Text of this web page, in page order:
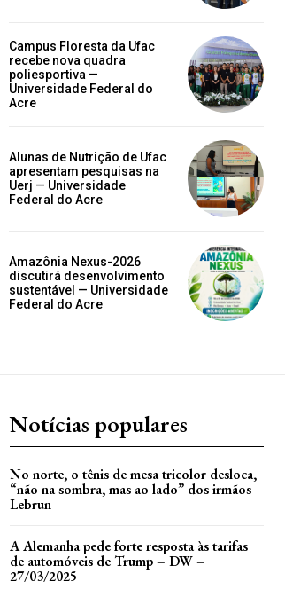
Campus Floresta da Ufac
recebe nova quadra
poliesportiva —
Universidade Federal do
Acre
Alunas de Nutrição de Ufac
apresentam pesquisas na
Uerj — Universidade
Federal do Acre
Amazônia Nexus-2026
discutirá desenvolvimento
sustentável — Universidade
Federal do Acre
Notícias populares
No norte, o tênis de mesa tricolor desloca,
“não na sombra, mas ao lado” dos irmãos
Lebrun
A Alemanha pede forte resposta às tarifas
de automóveis de Trump – DW –
27/03/2025